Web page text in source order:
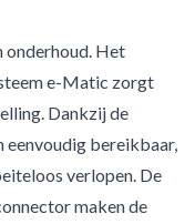
onderhoud. Het
e-Matic zorgt
Dankzij de
eenvoudig bereikbaar,
verlopen. De
maken de